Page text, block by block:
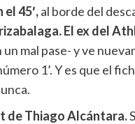
45′,al borde del
El ex del
mal pase- y ve
1’. Y es que el
de Thiago Alcántara.